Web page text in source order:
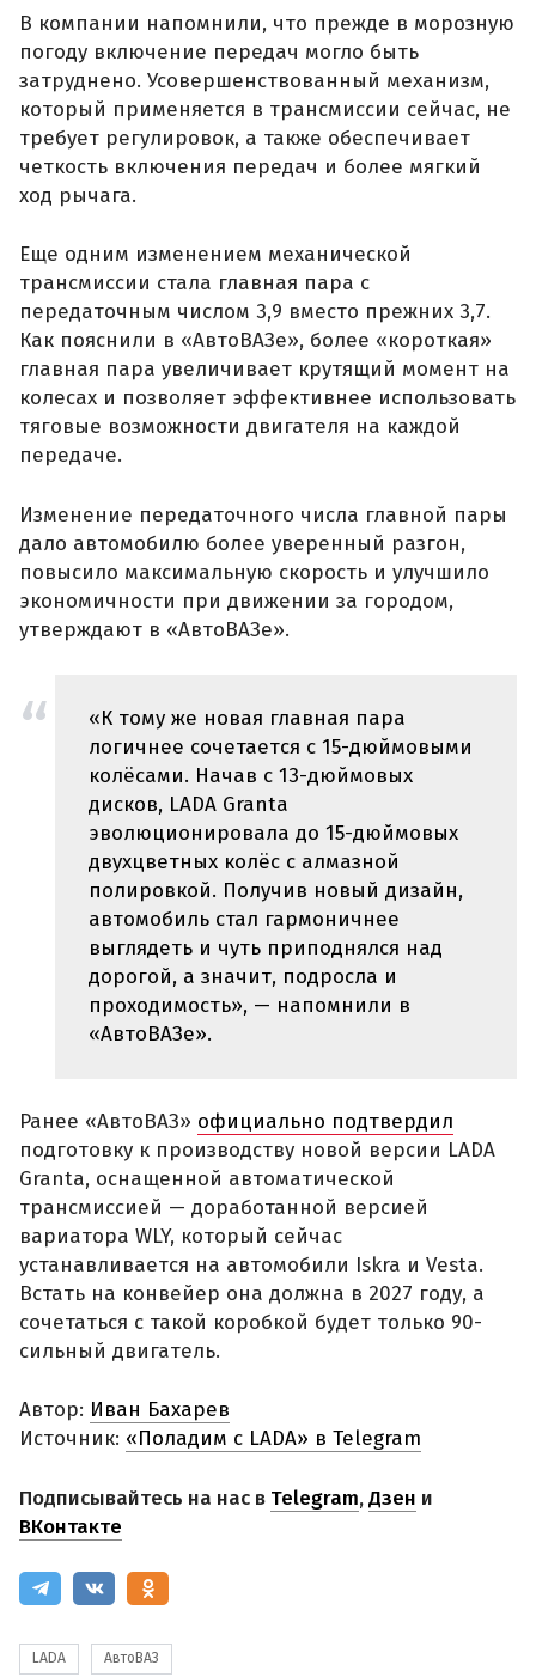
В компании напомнили, что прежде в морозную
погоду включение передач могло быть
затруднено. Усовершенствованный механизм,
который применяется в трансмиссии сейчас, не
требует регулировок, а также обеспечивает
четкость включения передач и более мягкий
ход рычага.
Еще одним изменением механической
трансмиссии стала главная пара с
передаточным числом 3,9 вместо прежних 3,7.
Как пояснили в «АвтоВАЗе», более «короткая»
главная пара увеличивает крутящий момент на
колесах и позволяет эффективнее использовать
тяговые возможности двигателя на каждой
передаче.
Изменение передаточного числа главной пары
дало автомобилю более уверенный разгон,
повысило максимальную скорость и улучшило
экономичности при движении за городом,
утверждают в «АвтоВАЗе».
«К тому же новая главная пара
логичнее сочетается с 15-дюймовыми
колёсами. Начав с 13-дюймовых
дисков, LADA Granta
эволюционировала до 15-дюймовых
двухцветных колёс с алмазной
полировкой. Получив новый дизайн,
автомобиль стал гармоничнее
выглядеть и чуть приподнялся над
дорогой, а значит, подросла и
проходимость», — напомнили в
«АвтоВАЗе».
Ранее «АвтоВАЗ» официально подтвердил
подготовку к производству новой версии LADA
Granta, оснащенной автоматической
трансмиссией — доработанной версией
вариатора WLY, который сейчас
устанавливается на автомобили Iskra и Vesta.
Встать на конвейер она должна в 2027 году, а
сочетаться с такой коробкой будет только 90-
сильный двигатель.
Автор: Иван Бахарев
Источник: «Поладим с LADA» в Telegram
Подписывайтесь на нас в Telegram,Дзен и
ВКонтакте
LADA АвтоВАЗ